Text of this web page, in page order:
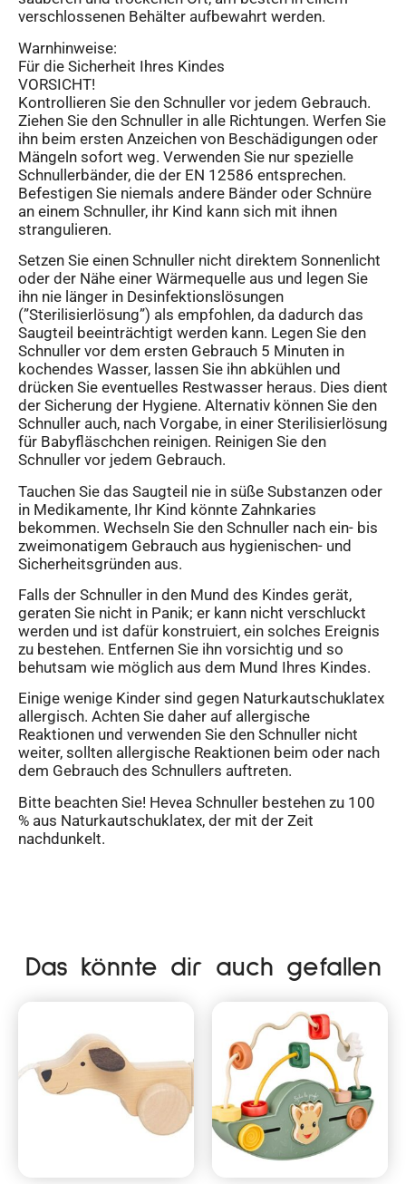
verschlossenen Behälter aufbewahrt werden.
Warnhinweise:
Für die Sicherheit Ihres Kindes
VORSICHT!
Kontrollieren Sie den Schnuller vor jedem Gebrauch.
Ziehen Sie den Schnuller in alle Richtungen. Werfen Sie
ihn beim ersten Anzeichen von Beschädigungen oder
Mängeln sofort weg. Verwenden Sie nur spezielle
Schnullerbänder, die der EN 12586 entsprechen.
Befestigen Sie niemals andere Bänder oder Schnüre
an einem Schnuller, ihr Kind kann sich mit ihnen
strangulieren.
Setzen Sie einen Schnuller nicht direktem Sonnenlicht
oder der Nähe einer Wärmequelle aus und legen Sie
ihn nie länger in Desinfektionslösungen
(”Sterilisierlösung”) als empfohlen, da dadurch das
Saugteil beeinträchtigt werden kann. Legen Sie den
Schnuller vor dem ersten Gebrauch 5 Minuten in
kochendes Wasser, lassen Sie ihn abkühlen und
drücken Sie eventuelles Restwasser heraus. Dies dient
der Sicherung der Hygiene. Alternativ können Sie den
Schnuller auch, nach Vorgabe, in einer Sterilisierlösung
für Babyfläschchen reinigen. Reinigen Sie den
Schnuller vor jedem Gebrauch.
Tauchen Sie das Saugteil nie in süße Substanzen oder
in Medikamente, Ihr Kind könnte Zahnkaries
bekommen. Wechseln Sie den Schnuller nach ein- bis
zweimonatigem Gebrauch aus hygienischen- und
Sicherheitsgründen aus.
Falls der Schnuller in den Mund des Kindes gerät,
geraten Sie nicht in Panik; er kann nicht verschluckt
werden und ist dafür konstruiert, ein solches Ereignis
zu bestehen. Entfernen Sie ihn vorsichtig und so
behutsam wie möglich aus dem Mund Ihres Kindes.
Einige wenige Kinder sind gegen Naturkautschuklatex
allergisch. Achten Sie daher auf allergische
Reaktionen und verwenden Sie den Schnuller nicht
weiter, sollten allergische Reaktionen beim oder nach
dem Gebrauch des Schnullers auftreten.
Bitte beachten Sie! Hevea Schnuller bestehen zu 100
% aus Naturkautschuklatex, der mit der Zeit
nachdunkelt.
Das könnte dir auch gefallen